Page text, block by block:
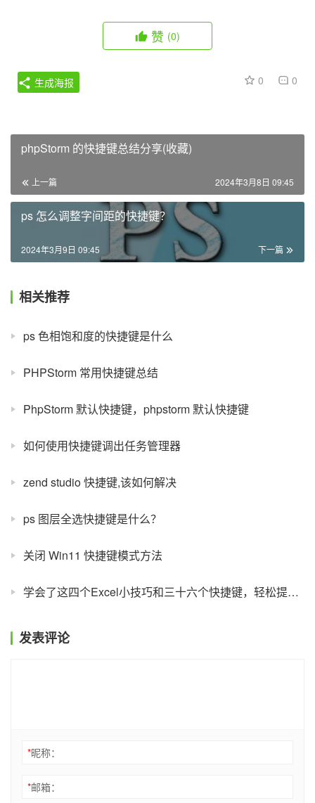
赞 (0)
0 0
生成海报
phpStorm 的快捷键总结分享(收藏)
上一篇 2024年3月8日 09:45
ps 怎么调整字间距的快捷键？
下一篇
2024年3月9日 09:45
相关推荐
ps 色相饱和度的快捷键是什么
PHPStorm 常用快捷键总结
PhpStorm 默认快捷键，phpstorm 默认快捷键
如何使用快捷键调出任务管理器
zend studio 快捷键,该如何解决
ps 图层全选快捷键是什么？
关闭 Win11 快捷键模式方法
学会了这四个Excel小技巧和三十六个快捷键，轻松提高工作效率！
发表评论
*昵称：
*邮箱：